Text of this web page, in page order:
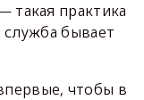
такая практика
бывает
чтобы в